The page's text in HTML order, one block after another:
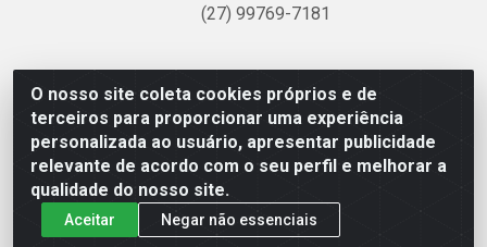
O nosso site coleta cookies próprios e de
terceiros para proporcionar uma experiência
personalizada ao usuário, apresentar publicidade
relevante de acordo com o seu perfil e melhorar a
qualidade do nosso site.
Aceitar
Negar não essenciais
(27) 99769-7181
Linhavix Distribuidora LTDA - Avenida Alegre, 2521 -
Quadra314 Lote 05 e 07 - Shell, Linhares/ES - CEP
29.901-605 - CNPJ 20.857.514/0001-75